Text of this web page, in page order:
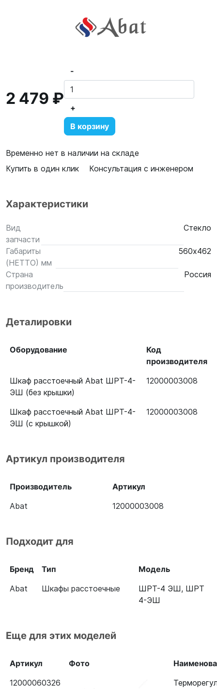
2 479 ₽
-
+
В корзину
Временно нет в наличии на складе
Купить в один клик
Консультация с инженером
Характеристики
Вид
запчасти
Стекло
Габариты
(НЕТТО) мм
560х462
Страна
производитель
Россия
Деталировки
Оборудование
Код
производителя
Шкаф расстоечный Abat ШРТ-4-
ЭШ (без крышки)
12000003008
Шкаф расстоечный Abat ШРТ-4-
ЭШ (с крышкой)
12000003008
Артикул производителя
Производитель
Артикул
Abat
12000003008
Подходит для
Бренд Тип
Модель
Abat
Шкафы расстоечные ШРТ-4 ЭШ, ШРТ
4-ЭШ
Еще для этих моделей
Артикул Фото
12000060326